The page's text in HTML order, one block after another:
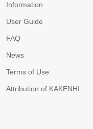
Information
User Guide
FAQ
News
Terms of Use
Attribution of KAKENHI